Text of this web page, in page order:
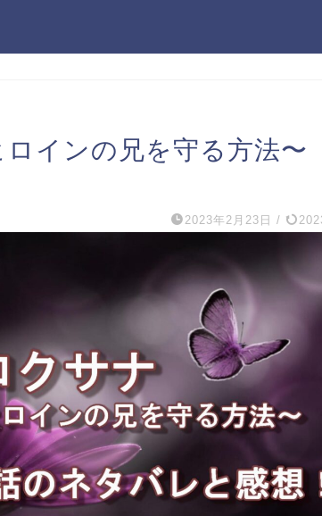
インの兄を守る方法〜
2023年2月23日 /